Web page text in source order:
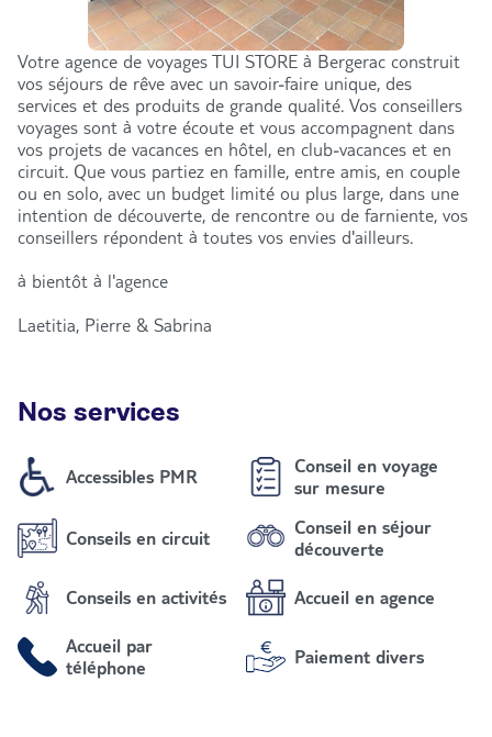
Votre agence de voyages TUI STORE à Bergerac construit
vos séjours de rêve avec un savoir-faire unique, des
services et des produits de grande qualité. Vos conseillers
voyages sont à votre écoute et vous accompagnent dans
vos projets de vacances en hôtel, en club-vacances et en
circuit. Que vous partiez en famille, entre amis, en couple
ou en solo, avec un budget limité ou plus large, dans une
intention de découverte, de rencontre ou de farniente, vos
conseillers répondent à toutes vos envies d'ailleurs.
à bientôt à l'agence
Laetitia, Pierre & Sabrina
Nos services
Accessibles PMR
Conseil en voyage
sur mesure
Conseils en circuit
Conseil en séjour
découverte
Conseils en activités Accueil en agence
Accueil par
téléphone
Paiement divers